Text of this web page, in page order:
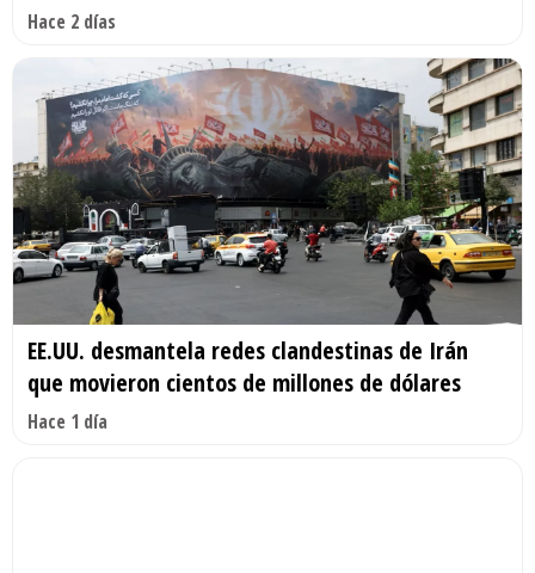
Hace 2 días
EE.UU. desmantela redes clandestinas de Irán
que movieron cientos de millones de dólares
Hace 1 día